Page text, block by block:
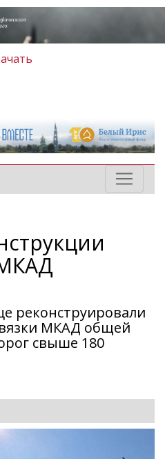
реконструировали
МКАД общей
свыше 180